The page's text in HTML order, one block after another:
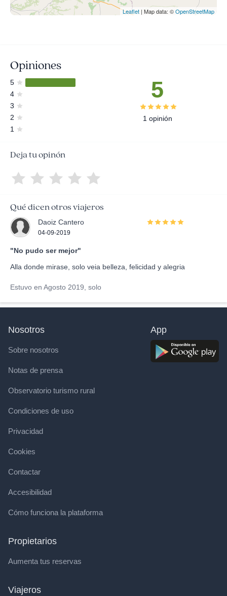
Leaflet | Map data: ©OpenStreetMap
Opiniones
5
4
3
2
1
5
1 opinión
Deja tu opinón
Qué dicen otros viajeros
Daoiz Cantero
04-09-2019
"No pudo ser mejor"
Alla donde mirase, solo veia belleza, felicidad y alegria
Estuvo en Agosto 2019, solo
Nosotros
Sobre nosotros
Notas de prensa
Observatorio turismo rural
Condiciones de uso
Privacidad
Cookies
Contactar
Accesibilidad
Cómo funciona la plataforma
Propietarios
Aumenta tus reservas
Viajeros
App